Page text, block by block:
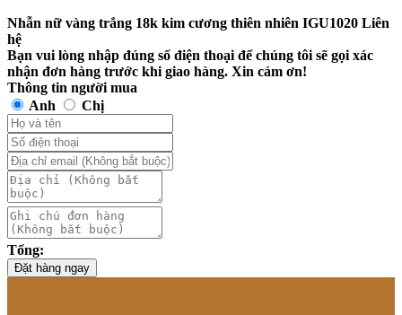
Nhẫn nữ vàng trắng 18k kim cương thiên nhiên IGU1020 Liên
hệ
Bạn vui lòng nhập đúng số điện thoại để chúng tôi sẽ gọi xác
nhận đơn hàng trước khi giao hàng. Xin cảm ơn!
Thông tin người mua
Anh
Chị
Tổng:
Đặt hàng ngay